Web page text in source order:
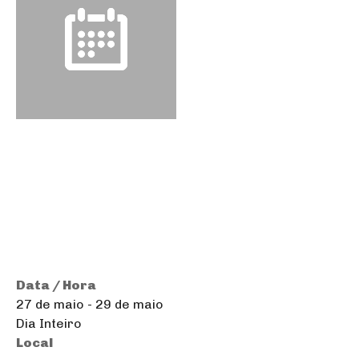
Data / Hora
27 de maio - 29 de maio
Dia Inteiro
Local